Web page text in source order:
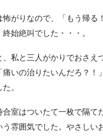
怖がりなので、「もう帰
始絶叫でした・・・。
、私と三人がかりでおさ
痛いの治りたいんだろ？
。
室はついたて一枚で隔て
う雰囲気でした。やさしい